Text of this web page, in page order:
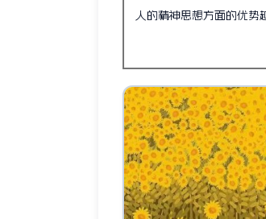
人的精神思想方面的优势